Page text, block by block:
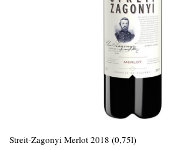
Streit-Zagonyi Merlot 2018 (0,75l)